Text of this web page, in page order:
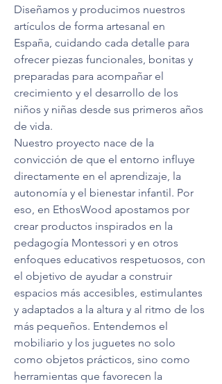
Diseñamos y producimos nuestros
artículos de forma artesanal en
España, cuidando cada detalle para
ofrecer piezas funcionales, bonitas y
preparadas para acompañar el
crecimiento y el desarrollo de los
niños y niñas desde sus primeros años
de vida.
Nuestro proyecto nace de la
convicción de que el entorno influye
directamente en el aprendizaje, la
autonomía y el bienestar infantil. Por
eso, en EthosWood apostamos por
crear productos inspirados en la
pedagogía Montessori y en otros
enfoques educativos respetuosos, con
el objetivo de ayudar a construir
espacios más accesibles, estimulantes
y adaptados a la altura y al ritmo de los
más pequeños. Entendemos el
mobiliario y los juguetes no solo
como objetos prácticos, sino como
herramientas que favorecen la